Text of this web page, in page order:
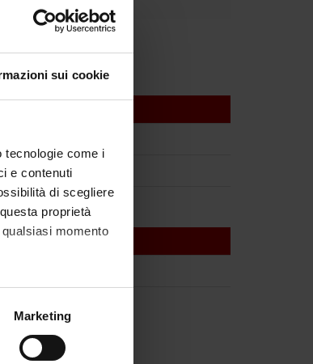
sui cookie
tecnologie come i
e contenuti
di scegliere
proprietà
momento
Marketing